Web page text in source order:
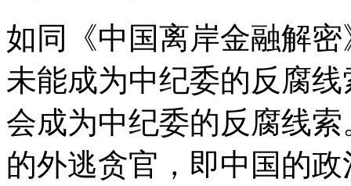
如同《中国离岸金融解
未能成为中纪委的反腐
会成为中纪委的反腐线
的外逃贪官，即中国的